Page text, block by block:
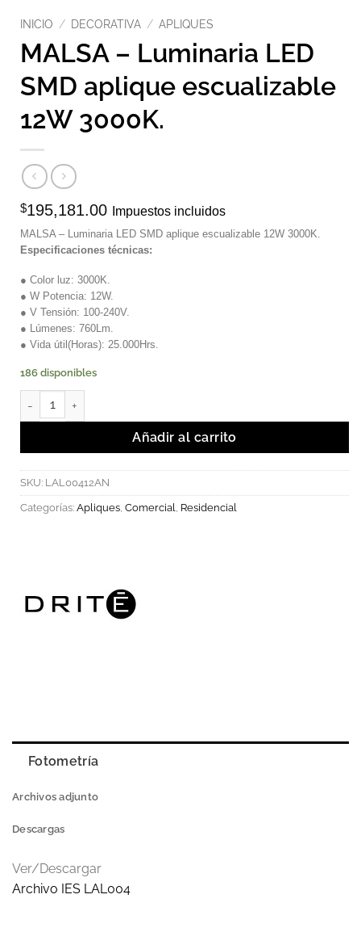
INICIO / DECORATIVA / APLIQUES
MALSA – Luminaria LED
SMD aplique escualizable
12W 3000K.
$195,181.00 Impuestos incluidos
MALSA – Luminaria LED SMD aplique escualizable 12W 3000K.
Especificaciones técnicas:
● Color luz: 3000K.
● W Potencia: 12W.
● V Tensión: 100-240V.
● Lúmenes: 760Lm.
● Vida útil(Horas): 25.000Hrs.
186 disponibles
MALSA - Luminaria LED SMD aplique escualizable 12W 3000K.
Añadir al carrito
SKU: LAL00412AN
Categorías: Apliques Comercial Residencial
Fotometría
Archivos adjunto
Descargas
Ver/Descargar
Archivo IES LAL004